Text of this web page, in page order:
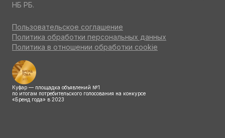
НБ РБ.
Пользовательское соглашение
Политика обработки персональных данных
Политика в отношении обработки cookie
Куфар — площадка объявлений №1
по итогам потребительского голосования на конкурсе
«Бренд года» в 2023